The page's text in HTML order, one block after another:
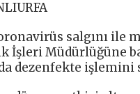
salgını ile
İşleri Müdürlüğüne
dezenfekte işlemini